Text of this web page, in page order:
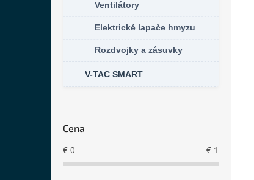
Ventilátory
Elektrické lapače hmyzu
Rozdvojky a zásuvky
V-TAC SMART
Cena
€ 0 € 1